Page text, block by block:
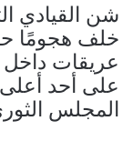
شن القيادي
خلف هجومًا
عريقات
على أحد
المجلس